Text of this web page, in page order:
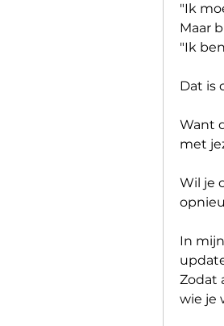
"Ik
Maar
"Ik
Dat is
Want
met
Wil je
In
Zodat
wie je